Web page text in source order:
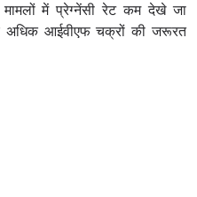
में प्रेग्नेंसी रेट कम देखे जा
आईवीएफ चक्रों की जरूरत